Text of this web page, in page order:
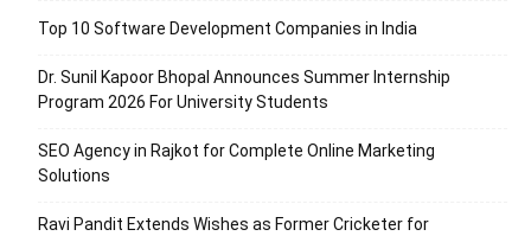
Top 10 Software Development Companies in India
Dr. Sunil Kapoor Bhopal Announces Summer Internship
Program 2026 For University Students
SEO Agency in Rajkot for Complete Online Marketing
Solutions
Ravi Pandit Extends Wishes as Former Cricketer for